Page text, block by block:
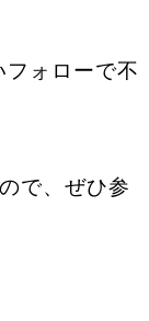
フォローで不
で、ぜひ参